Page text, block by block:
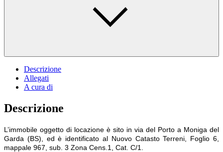
Descrizione
Allegati
A cura di
Descrizione
L’immobile oggetto di locazione è sito in via del Porto a Moniga del
Garda (BS), ed è identificato al Nuovo Catasto Terreni, Foglio 6,
mappale 967, sub. 3 Zona Cens.1, Cat. C/1.